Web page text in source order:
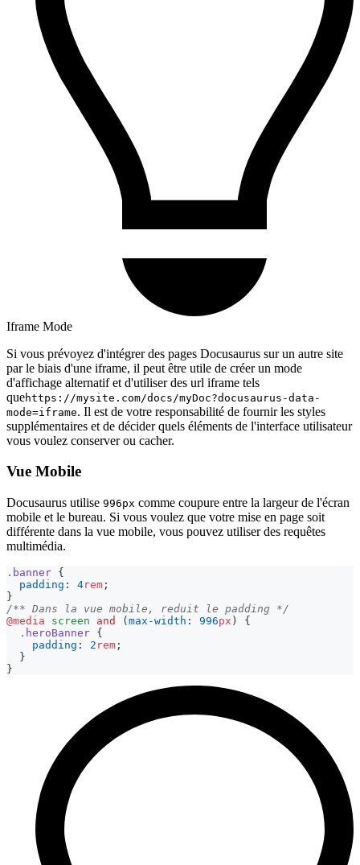
Iframe Mode
Si vous prévoyez d'intégrer des pages Docusaurus sur un autre site
par le biais d'une iframe, il peut être utile de créer un mode
d'affichage alternatif et d'utiliser des url iframe tels
quehttps://mysite.com/docs/myDoc?docusaurus-data-
mode=iframe. Il est de votre responsabilité de fournir les styles
supplémentaires et de décider quels éléments de l'interface utilisateur
vous voulez conserver ou cacher.
Vue Mobile
Docusaurus utilise 996px comme coupure entre la largeur de l'écran
mobile et le bureau. Si vous voulez que votre mise en page soit
différente dans la vue mobile, vous pouvez utiliser des requêtes
multimédia.
.banner {
padding : 4rem ;
}
/** Dans la vue mobile, reduit le padding */
@media screen and ( max-width : 996px )
{
.heroBanner {
padding : 2 rem ;
}
}